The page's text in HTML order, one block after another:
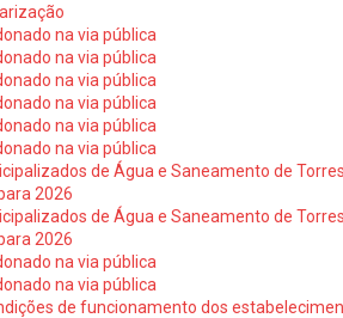
na via pública
na via pública
na via pública
na via pública
na via pública
na via pública
de Água e Saneamento de
2026
de Água e Saneamento de
2026
na via pública
na via pública
de funcionamento dos